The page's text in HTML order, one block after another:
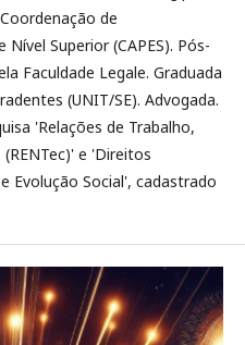
de
Superior (CAPES). Pós-
Faculdade Legale. Graduada
(UNIT/SE). Advogada.
'Relações de Trabalho,
e 'Direitos
Evolução Social', cadastrado